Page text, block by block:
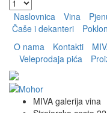
Naslovnica Vina
Čaše i dekanteri
O nama
Kontakti
Veleprodaja pića
MIVA galerija vina